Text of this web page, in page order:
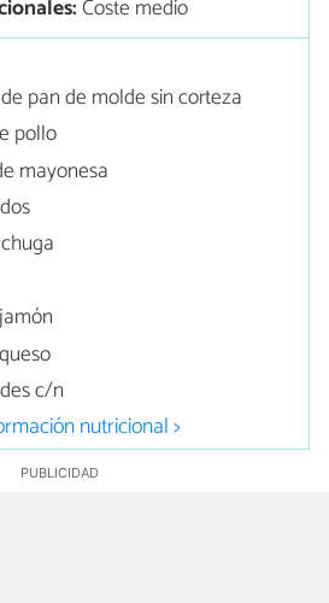
Coste medio
pan de molde sin corteza
pollo
mayonesa
c/n
nutricional >